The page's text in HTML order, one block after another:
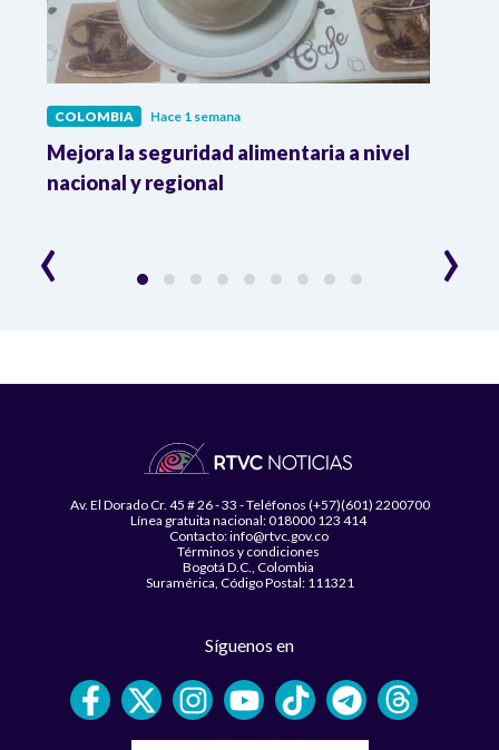
COLOMBIA Hace 1 semana
Mejora la seguridad alimentaria a nivel
nacional y regional
‹ ›
Av. El Dorado Cr. 45 # 26 - 33 - Teléfonos (+57)(601) 2200700
Línea gratuita nacional: 018000 123 414
Contacto: info@rtvc.gov.co
Términos y condiciones
Bogotá D.C., Colombia
Suramérica, Código Postal: 111321
Síguenos en